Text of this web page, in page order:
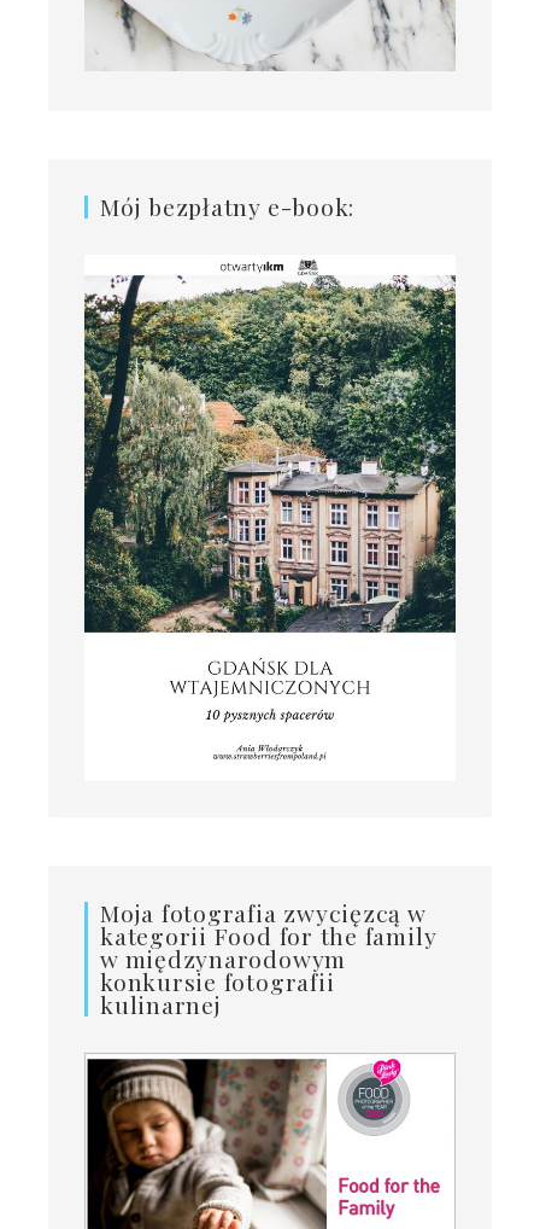
Mój bezpłatny e-book:
Moja fotografia zwycięzcą w
kategorii Food for the family
w międzynarodowym
konkursie fotografii
kulinarnej